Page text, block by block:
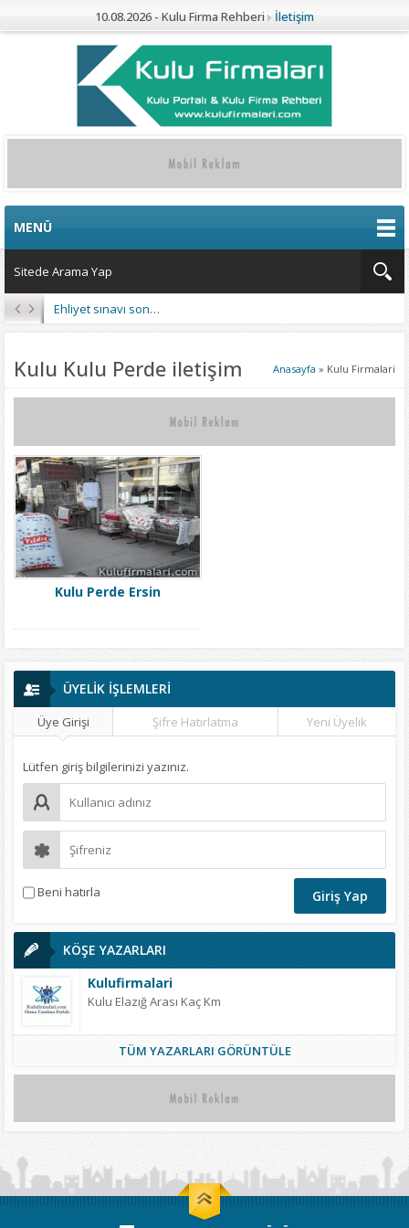
10.08.2026 - Kulu Firma Rehberi İletişim
MENÜ
Ehliyet sınavı sonuçları açıklandı
Anasayfa » Kulu Firmalari
Kulu Kulu Perde iletişim
Kulu Perde Ersin
ÜYELİK İŞLEMLERİ
Üye Girişi Şifre Hatırlatma Yeni Üyelik
Lütfen giriş bilgilerinizi yazınız.
Beni hatırla
KÖŞE YAZARLARI
Kulufirmalari
Kulu Elazığ Arası Kaç Km
TÜM YAZARLARI GÖRÜNTÜLE